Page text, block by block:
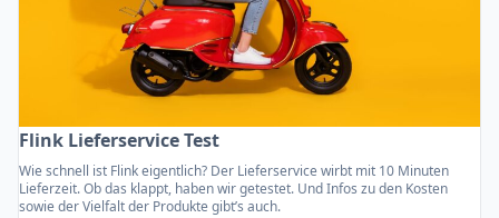
Flink Lieferservice Test
Wie schnell ist Flink eigentlich? Der Lieferservice wirbt mit 10 Minuten
Lieferzeit. Ob das klappt, haben wir getestet. Und Infos zu den Kosten
sowie der Vielfalt der Produkte gibt’s auch.